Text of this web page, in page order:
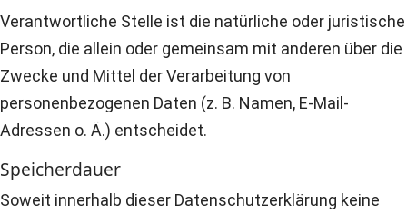
Verantwortliche Stelle ist die natürliche oder juristische
Person, die allein oder gemeinsam mit anderen über die
Zwecke und Mittel der Verarbeitung von
personenbezogenen Daten (z. B. Namen, E-Mail-
Adressen o. Ä.) entscheidet.
Speicherdauer
Soweit innerhalb dieser Datenschutzerklärung keine